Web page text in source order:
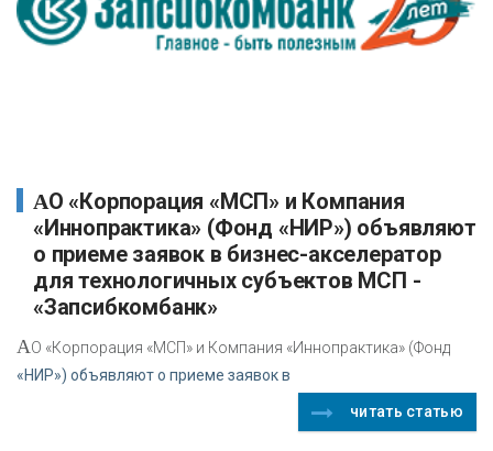
АО «Корпорация «МСП» и Компания
«Иннопрактика» (Фонд «НИР») объявляют
о приеме заявок в бизнес-акселератор
для технологичных субъектов МСП -
«Запсибкомбанк»
АО «Корпорация «МСП» и Компания «Иннопрактика» (Фонд
«НИР») объявляют о приеме заявок в
читать статью